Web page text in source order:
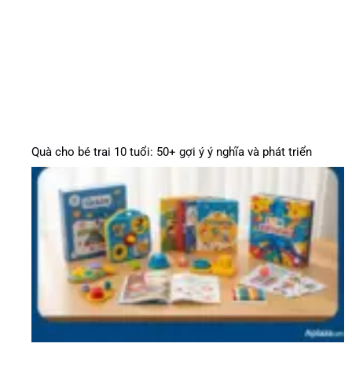
Quà cho bé trai 10 tuổi: 50+ gợi ý ý nghĩa và phát triển